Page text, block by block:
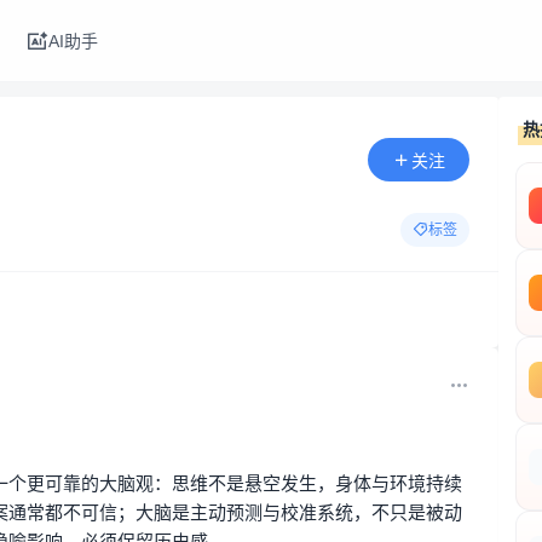
榜 互动中心
关注
标签
更可靠的大脑观：思维不是悬空发生，身体与环境持续
常都不可信；大脑是主动预测与校准系统，不只是被动